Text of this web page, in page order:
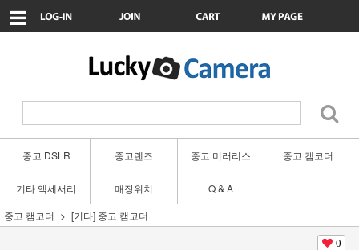
중고 DSLR 중고렌즈 중고 미러리스 중고 캠코더
기타 액세서리 매장위치
Q & A
중고 캠코더
[기타] 중고 캠코더
0